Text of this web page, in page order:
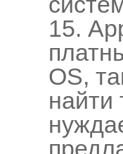
15.
ОS,
найти